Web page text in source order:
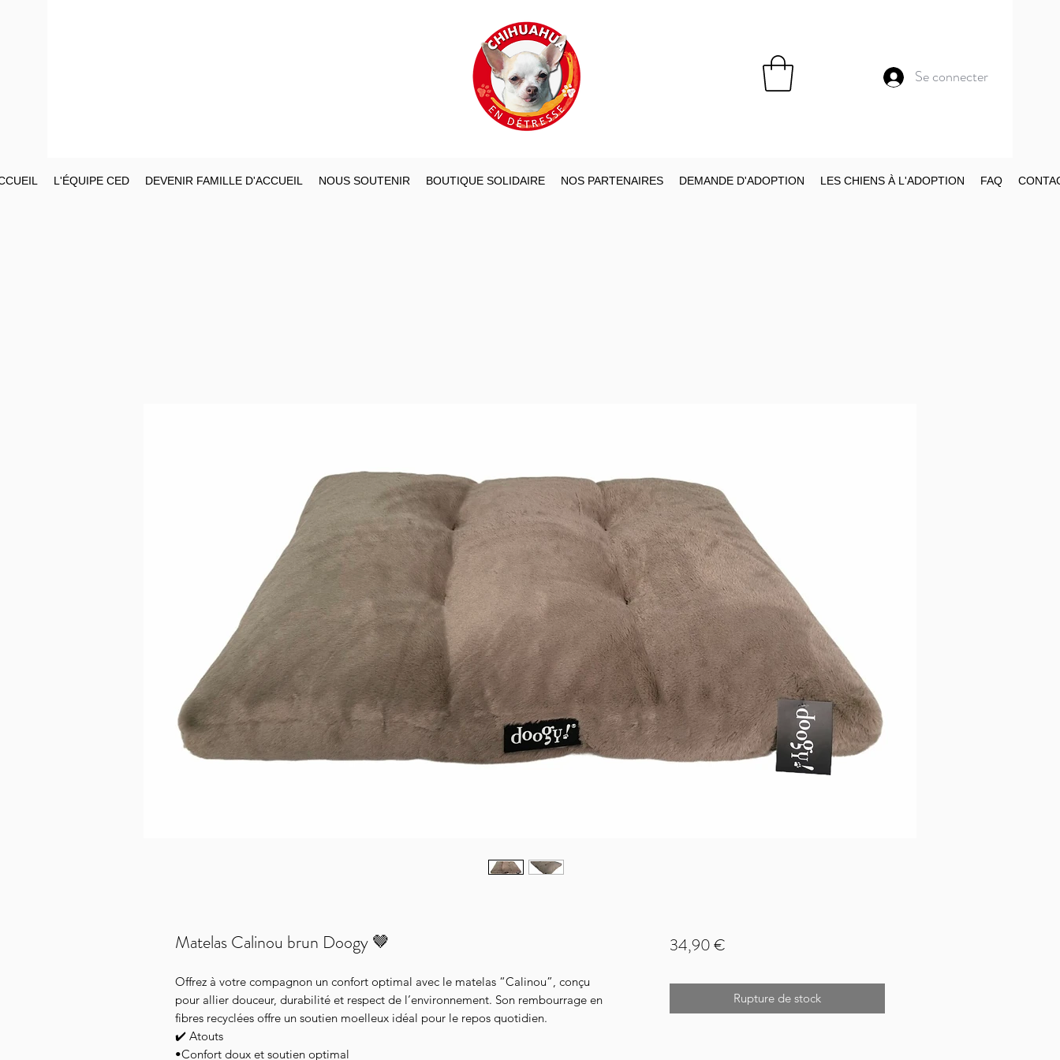
Se connecter
L'ÉQUIPE CED DEVENIR FAMILLE D'ACCUEIL NOUS SOUTENIR BOUTIQUE SOLIDAIRE NOS PARTENAIRES DEMANDE D'ADOPTION LES CHIENS À L'ADOPTION FAQ
Matelas Calinou brun Doogy 🤎
Offrez à votre compagnon un confort optimal avec le matelas “Calinou”, conçu
pour allier douceur, durabilité et respect de l’environnement. Son rembourrage en
fibres recyclées offre un soutien moelleux idéal pour le repos quotidien.
✔️ Atouts
•Confort doux et soutien optimal
34,90 €Prix
Rupture de stock